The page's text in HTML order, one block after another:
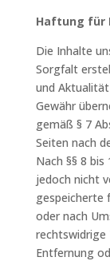
Haftung für
Die Inhalte
Sorgfalt
und
Gewähr
gemäß § 7
Seiten nach
Nach §§ 8
jedoch nicht
gespeicherte
oder nach
rechtswidrige
Entfernung